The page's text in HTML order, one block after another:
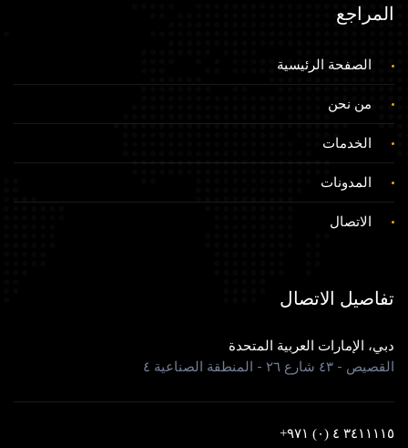
المراجع
الصفحة الرئيسية
من نحن
الخدمات
المدونات
الاتصال
تفاصيل الاتصال
دبي، الإمارات العربية المتحدة
القصيص - ٤٣ شارع ٢٦ - المنطقة الصناعية ٤
٣٤١١١١٥ ٤ (٠) ٩٧١+